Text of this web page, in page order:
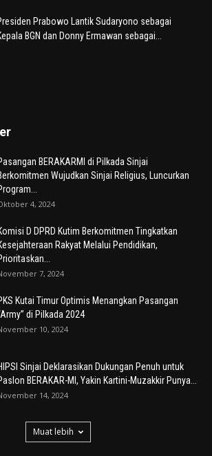
Prabowo Lantik Sudaryono sebagai
BGN dan Donny Ermawan sebagai...
BERAKARMI di Pilkada Sinjai
Wujudkan Sinjai Religius, Luncurkan
4, 2024
D DPRD Kutim Berkomitmen Tingkatkan
Rakyat Melalui Pendidikan,
7, 2024
Kutai Timur Optimis Menangkan Pasangan
di Pilkada 2024
10, 2024
Sinjai Deklarasikan Dukungan Penuh untuk
BERAKAR-MI, Yakin Kartini-Muzakkir Punya...
14, 2024
Muat lebih